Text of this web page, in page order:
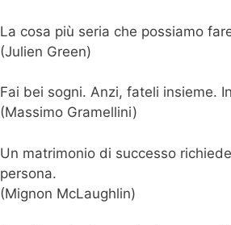
La cosa più seria che possiamo
(Julien Green)
Fai bei sogni. Anzi, fateli insieme.
(Massimo Gramellini)
Un matrimonio di successo
persona.
(Mignon McLaughlin)